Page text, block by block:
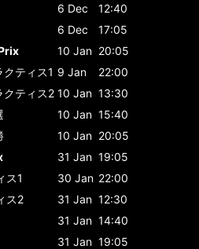
6 Dec
12:40
6 Dec
17:05
10 Jan 20:05
クティス1 9 Jan
22:00
クティス2 10 Jan 13:30
10 Jan 15:40
10 Jan 20:05
31 Jan 19:05
ス1 30 Jan 22:00
ス2 31 Jan 12:30
31 Jan 14:40
31 Jan 19:05